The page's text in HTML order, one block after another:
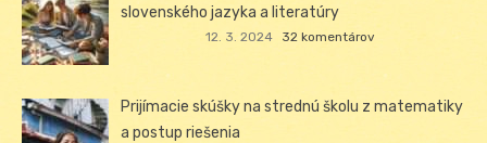
slovenského jazyka a literatúry
12. 3. 2024 32 komentárov
Prijímacie skúšky na strednú školu z matematiky
a postup riešenia